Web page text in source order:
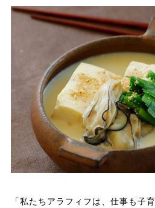
「私たちアラフィフは、仕事も子